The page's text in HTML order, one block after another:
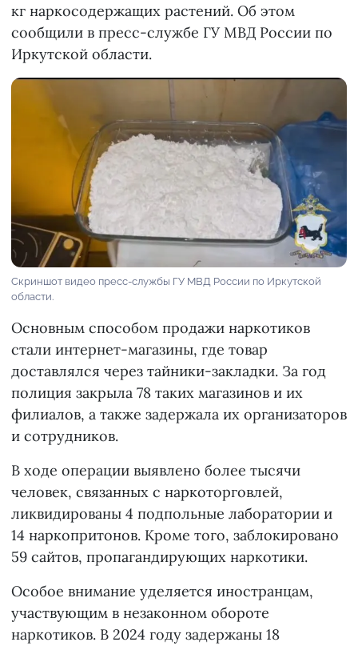
кг наркосодержащих растений. Об этом
сообщили в пресс-службе ГУ МВД России по
Иркутской области.
Скриншот видео пресс-службы ГУ МВД России по Иркутской
области.
Основным способом продажи наркотиков
стали интернет-магазины, где товар
доставлялся через тайники-закладки. За год
полиция закрыла 78 таких магазинов и их
филиалов, а также задержала их организаторов
и сотрудников.
В ходе операции выявлено более тысячи
человек, связанных с наркоторговлей,
ликвидированы 4 подпольные лаборатории и
14 наркопритонов. Кроме того, заблокировано
59 сайтов, пропагандирующих наркотики.
Особое внимание уделяется иностранцам,
участвующим в незаконном обороте
наркотиков. В 2024 году задержаны 18